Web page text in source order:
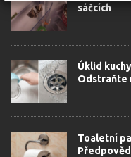
sáčcích
Úklid
Odstraňte
Toaletní